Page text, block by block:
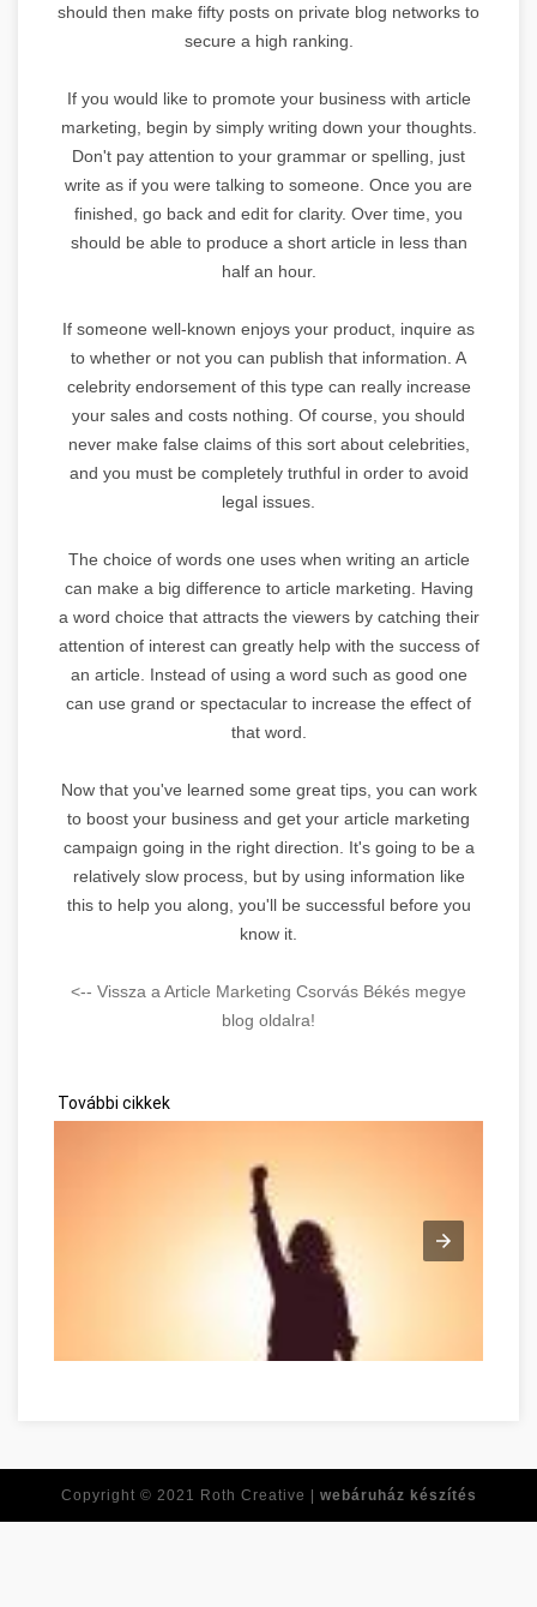
should then make fifty posts on private blog networks to
secure a high ranking.
If you would like to promote your business with article
marketing, begin by simply writing down your thoughts.
Don't pay attention to your grammar or spelling, just
write as if you were talking to someone. Once you are
finished, go back and edit for clarity. Over time, you
should be able to produce a short article in less than
half an hour.
If someone well-known enjoys your product, inquire as
to whether or not you can publish that information. A
celebrity endorsement of this type can really increase
your sales and costs nothing. Of course, you should
never make false claims of this sort about celebrities,
and you must be completely truthful in order to avoid
legal issues.
The choice of words one uses when writing an article
can make a big difference to article marketing. Having
a word choice that attracts the viewers by catching their
attention of interest can greatly help with the success of
an article. Instead of using a word such as good one
can use grand or spectacular to increase the effect of
that word.
Now that you've learned some great tips, you can work
to boost your business and get your article marketing
campaign going in the right direction. It's going to be a
relatively slow process, but by using information like
this to help you along, you'll be successful before you
know it.
<-- Vissza a Article Marketing Csorvás Békés megye
blog oldalra!
További cikkek
Copyright © 2021 Roth Creative | webáruház készítés